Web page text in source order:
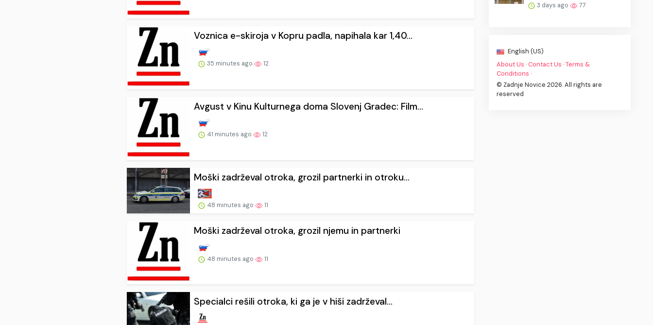
Voznica e-skiroja v Kopru padla, napihala kar 1,40...
35 minutes ago 12
Avgust v Kinu Kulturnega doma Slovenj Gradec: Film...
41 minutes ago 12
Moški zadrževal otroka, grozil partnerki in otroku...
48 minutes ago 11
Moški zadrževal otroka, grozil njemu in partnerki
48 minutes ago 11
Specialci rešili otroka, ki ga je v hiši zadrževal...
3 days ago 77
English (US)
About Us · Contact Us ·Terms &
Conditions ·
© Zadnje Novice 2026. All rights are
reserved